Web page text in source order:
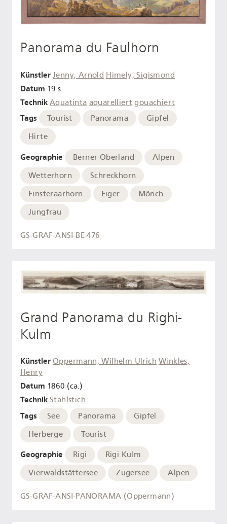
Panorama du Faulhorn
Künstler Jenny, Arnold Himely, Sigismond
Datum 19 s.
Technik Aquatinta aquarelliert gouachiert
Tags Tourist Panorama
Gipfel
Hirte
Geographie Berner Oberland
Alpen
Wetterhorn
Schreckhorn
Finsteraarhorn
Eiger
Mönch
Jungfrau
GS-GRAF-ANSI-BE-476
Grand Panorama du Righi-
Kulm
Künstler Oppermann, Wilhelm Ulrich Winkles,
Henry
Datum 1860 (ca.)
Technik Stahlstich
Tags See Panorama
Gipfel
Herberge
Tourist
Geographie Rigi
Rigi Kulm
Vierwaldstättersee
Zugersee Alpen
GS-GRAF-ANSI-PANORAMA (Oppermann)